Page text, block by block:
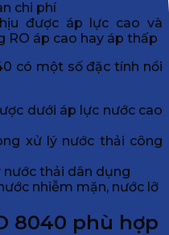
chi phí
được áp lực cao và
RO áp cao hay áp thấp
có một số đặc tính nổi
dưới áp lực nước cao
xử lý nước thải công
thải dân dụng
nhiễm mặn, nước lỡ
8040 phù hợp